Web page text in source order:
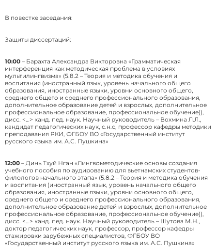
В повестке заседания:
Защиты диссертаций:
10:00 – Барахта Александра Викторовна «Грамматическая
интерференция как методическая проблема в условиях
мультилингвизма» (5.8.2 – Теория и методика обучения и
воспитания (иностранный язык, уровень начального общего
образования, иностранные языки, уровни основного общего,
среднего общего и среднего профессионального образования,
дополнительное образование детей и взрослых, дополнительное
профессиональное образование, профессиональное обучение)),
дисс. <…> канд. пед. наук. Научный руководитель – Вохмина Л.Л.,
кандидат педагогических наук, с.н.с, профессор кафедры методики
преподавания РКИ, ФГБОУ ВО «Государственный институт
русского языка им. А.С. Пушкина»
12:00 – Динь Тхуй Нган «Лингвометодические основы создания
учебного пособия по аудированию для вьетнамских студентов-
филологов начального этапа» (5.8.2 – Теория и методика обучения
и воспитания (иностранный язык, уровень начального общего
образования, иностранные языки, уровни основного общего,
среднего общего и среднего профессионального образования,
дополнительное образование детей и взрослых, дополнительное
профессиональное образование, профессиональное обучение)),
дисс. <…> канд. пед. наук. Научный руководитель – Шутова М.Н.,
доктор педагогических наук, профессор, профессор кафедры
стажировки зарубежных специалистов, ФГБОУ ВО
«Государственный институт русского языка им. А.С. Пушкина»